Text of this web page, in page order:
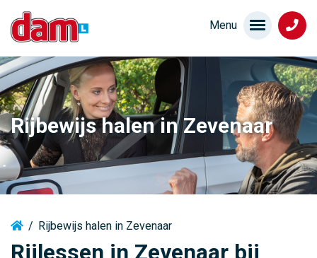
Rijbewijs halen in Zevenaar
/ Rijbewijs halen in Zevenaar
Rijlessen in Zevenaar bij